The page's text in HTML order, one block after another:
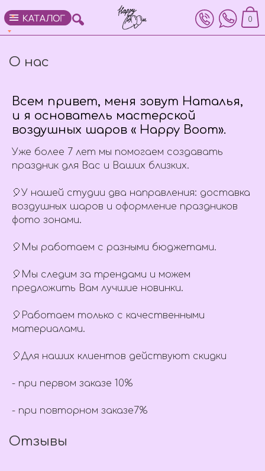
0
О нас
Всем привет, меня зовут Наталья,
и я основатель мастерской
воздушных шаров « Happy Boom».
Уже более 7 лет мы помогаем создавать
праздник для Вас и Ваших близких.
🎈У нашей студии два направления: доставка
воздушных шаров и оформление праздников
фото зонами.
🎈Мы работаем с разными бюджетами.
🎈Мы следим за трендами и можем
предложить Вам лучшие новинки.
🎈Работаем только с качественными
материалами.
🎈Для наших клиентов действуют скидки
- при первом заказе 10%
- при повторном заказе7%
Отзывы